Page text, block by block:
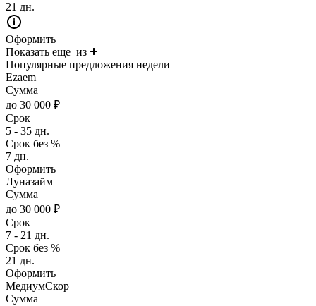
21 дн.
Оформить
Показать еще из
Популярные предложения недели
Ezaem
Сумма
до 30 000 ₽
Срок
5 - 35 дн.
Срок без %
7 дн.
Оформить
Луназайм
Сумма
до 30 000 ₽
Срок
7 - 21 дн.
Срок без %
21 дн.
Оформить
МедиумСкор
Сумма